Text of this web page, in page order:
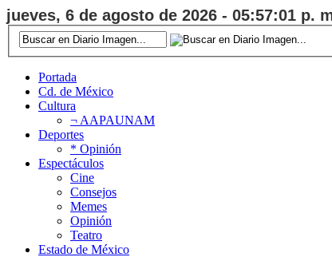
jueves, 6 de agosto de 2026 - 05:57:02 p.
Portada
Cd. de México
Cultura
¬ AAPAUNAM
Deportes
* Opinión
Espectáculos
Cine
Consejos
Memes
Opinión
Teatro
Estado de México